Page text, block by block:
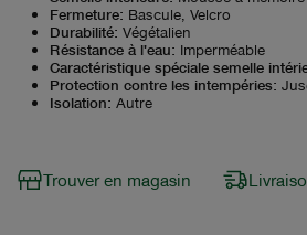
Fermeture: Bascule, Velcro
Durabilité: Végétalien
Résistance à l'eau: Imperméable
Caractéristique spéciale semelle
Protection contre les intempéries:
Isolation: Autre
Trouver en magasin